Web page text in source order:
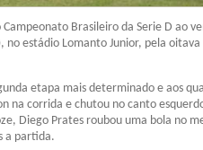
Brasileiro da Serie D ao
estádio Lomanto Junior, pela
etapa mais determinado e aos
na corrida e chutou no canto
Diego Prates roubou uma bola no
a partida.